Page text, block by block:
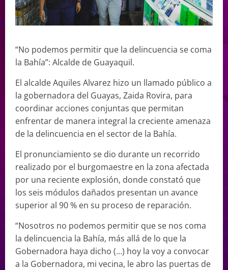
“No podemos permitir que la delincuencia se coma
la Bahía”: Alcalde de Guayaquil.
El alcalde Aquiles Alvarez hizo un llamado público a
la gobernadora del Guayas, Zaida Rovira, para
coordinar acciones conjuntas que permitan
enfrentar de manera integral la creciente amenaza
de la delincuencia en el sector de la Bahía.
El pronunciamiento se dio durante un recorrido
realizado por el burgomaestre en la zona afectada
por una reciente explosión, donde constató que
los seis módulos dañados presentan un avance
superior al 90 % en su proceso de reparación.
“Nosotros no podemos permitir que se nos coma
la delincuencia la Bahía, más allá de lo que la
Gobernadora haya dicho (…) hoy la voy a convocar
a la Gobernadora, mi vecina, le abro las puertas de